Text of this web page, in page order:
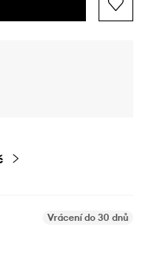
Vrácení do 30 dnů